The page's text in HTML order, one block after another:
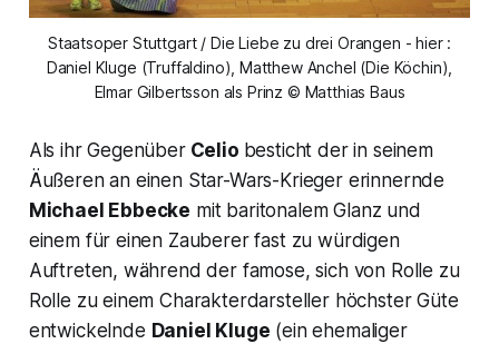
Staatsoper Stuttgart / Die Liebe zu drei Orangen - hier :
Daniel Kluge (Truffaldino), Matthew Anchel (Die Köchin),
Elmar Gilbertsson als Prinz © Matthias Baus
Als ihr GegenüberCelio besticht der in seinem
Äußeren an einen Star-Wars-Krieger erinnernde
Michael Ebbecke mit baritonalem Glanz und
einem für einen Zauberer fast zu würdigen
Auftreten, während der famose, sich von Rolle zu
Rolle zu einem Charakterdarsteller höchster Güte
entwickelnde Daniel Kluge (ein ehemaliger